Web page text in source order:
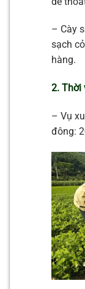
– Cày
sạch
hàng.
2. Thời
– Vụ
đông: